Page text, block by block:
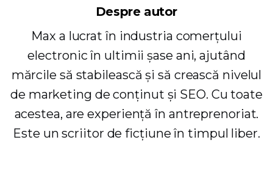
Despre autor
Max a lucrat în industria comerțului
electronic în ultimii șase ani, ajutând
mărcile să stabilească și să crească nivelul
de marketing de conținut și SEO. Cu toate
acestea, are experiență în antreprenoriat.
Este un scriitor de ficțiune în timpul liber.